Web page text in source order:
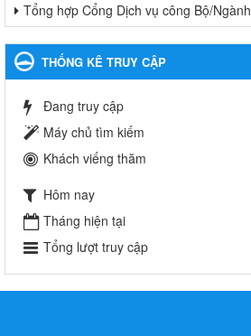
Tổng hợp Cổng Dịch vụ công Bộ/Ngành
THỐNG KÊ TRUY CẬP
Đang truy cập
Máy chủ tìm kiếm
Khách viếng thăm
Hôm nay
Tháng hiện tại
Tổng lượt truy cập